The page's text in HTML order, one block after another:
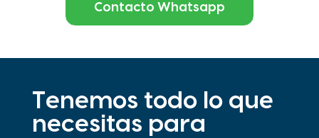
Contacto Whatsapp
Tenemos todo lo que
necesitas para